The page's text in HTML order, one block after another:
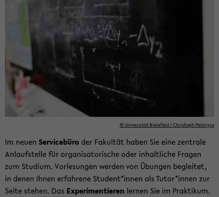
© Uni­ver­si­tät Bie­le­feld / Chris­toph Pe­l­ar­gus
Im neuen Ser­vice­bü­roder Fa­kul­tät haben Sie eine zen­tra­le
An­lauf­stel­le für or­ga­ni­sa­to­ri­sche oder in­halt­li­che Fra­gen
zum Stu­di­um. Vor­le­sun­gen wer­den von Übun­gen be­glei­tet,
in denen Ihnen er­fah­re­ne Stu­dent*innen als Tutor*innen zur
Seite ste­hen. Das Ex­pe­ri­men­tie­ren ler­nen Sie im Prak­ti­kum.